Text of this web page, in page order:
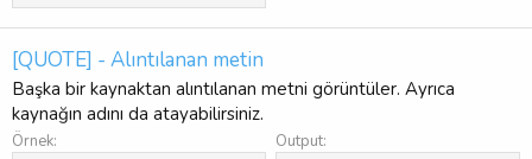
[QUOTE] - Alıntılanan metin
Başka bir kaynaktan alıntılanan metni görüntüler. Ayrıca
kaynağın adını da atayabilirsiniz.
Örnek:
Output: